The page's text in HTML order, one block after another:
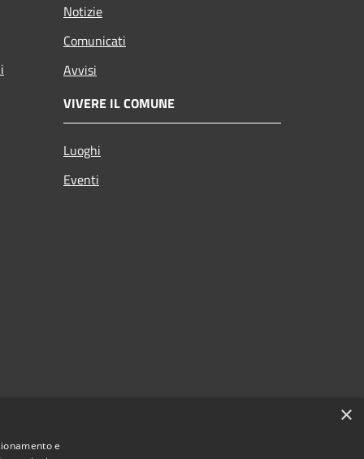
Notizie
Comunicati
Avvisi
VIVERE IL COMUNE
Luoghi
Eventi
×
e